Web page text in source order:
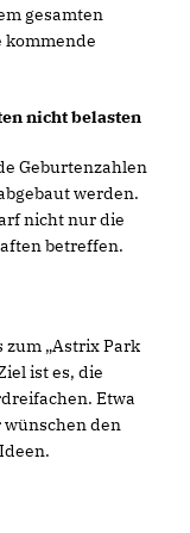
gesamten
kommende
nicht belasten
Geburtenzahlen
werden.
nicht nur die
betreffen.
„Astrix Park
ist es, die
Etwa
wünschen den